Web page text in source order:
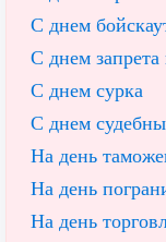
С днем
С днем
С днем сурка
С днем
На день
На день
На день